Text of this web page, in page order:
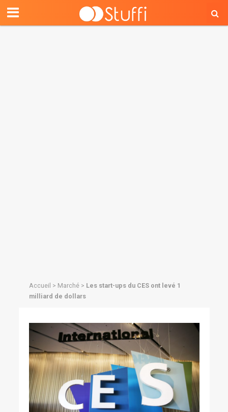
Accueil > Marché> Les start-ups du CES ont levé 1
milliard de dollars